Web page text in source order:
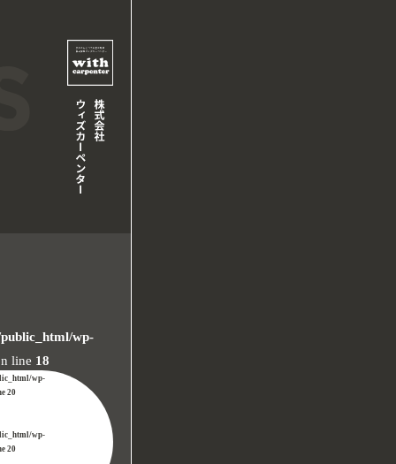
wp-
line 18
wp-
20
wp-
20